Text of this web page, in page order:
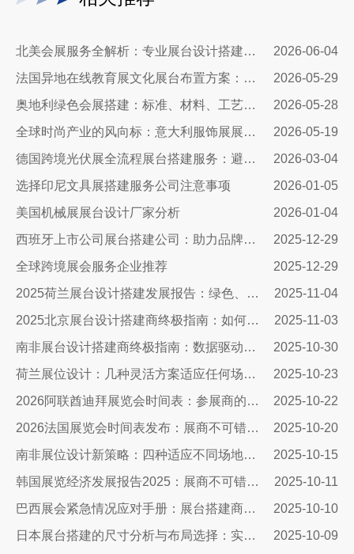
北美会展服务全解析：专业展台设计搭建，助力企业深耕北美市场
2026-06-04
法国异地在线教育展文化展台布置方案：兼顾品牌质感与引流转化
2026-05-29
奥地利绿色会展搭建：标准、材料、工艺与落地全解
2026-05-28
全球时尚产业的风向标：意大利服饰展展台设计公司
2026-05-19
德国跨境光伏展全流程展台搭建服务：避坑指南+落地实操，搞定合规与吸睛双核心
2026-03-04
选择印尼文具展搭建服务公司注意事项
2026-01-05
美国机械展展台设计厂家分析
2026-01-04
西班牙上市公司展台搭建公司：助力品牌腾飞的关键合作伙伴
2025-12-29
全球跨境展会服务企业推荐
2025-12-29
2025荷兰展台设计搭建发展报告：绿色、智能与沉浸式体验引领未来
2025-11-04
2025北京展台设计搭建商终极指南：如何避开三大陷阱让展会投入物超所值
2025-11-03
南非展台设计搭建商终极指南：数据驱动策略引爆展会ROI​​
2025-10-30
荷兰展位设计：几种灵活方案适应任何场地需求
2025-10-23
2026阿联酋迪拜展览会时间表：参展商的终极战略指南
2025-10-22
2026法国展览会时间表发布：展商不可错过的市场机遇与搭建指南
2025-10-20
南非展位设计新策略：四种适应不同场地需求的搭建方案与实战指南
2025-10-15
韩国展览经济发展报告2025：展商不可错过的市场机遇与实战指南
2025-10-11
巴西展会紧急情况应对手册：展台搭建商的终极生存指南
2025-10-10
日本展台搭建的尺寸分析与布局选择：实用指南助您精准出击
2025-10-09